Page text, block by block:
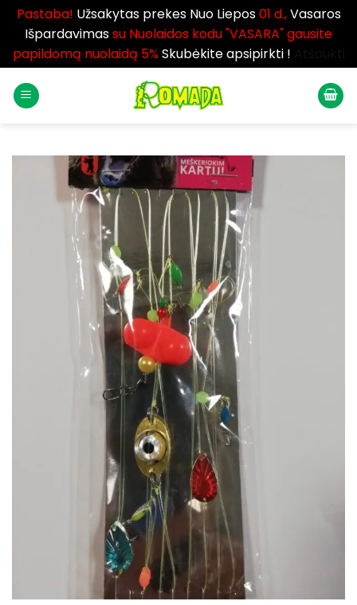
Pastaba! Užsakytas prekes Nuo Liepos01 d.,Vasaros
Išpardavimassu Nuolaidos kodu "VASARA" gausite
papildomą nuolaidą 5%Skubėkite apsipirkti !